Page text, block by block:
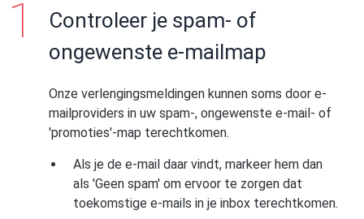
Controleer je spam- of
ongewenste e-mailmap
Onze verlengingsmeldingen kunnen soms door e-
mailproviders in uw spam-, ongewenste e-mail- of
'promoties'-map terechtkomen.
Als je de e-mail daar vindt, markeer hem dan
als 'Geen spam' om ervoor te zorgen dat
toekomstige e-mails in je inbox terechtkomen.